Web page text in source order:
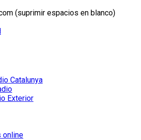
(suprimir espacios en blanco)
Catalunya
Exterior
online